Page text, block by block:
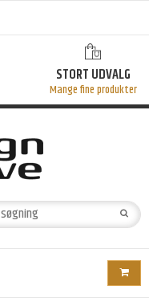
STORT UDVALG
Mange fine produkter